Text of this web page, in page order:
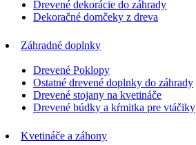
Drevené dekorácie do záhrady
Dekoračné domčeky z dreva
Záhradné doplnky
Drevené Poklopy
Ostatné drevené doplnky do záhrady
Drevené stojany na kvetináče
Drevené búdky a kŕmitka pre vtáčiky
Kvetináče a záhony